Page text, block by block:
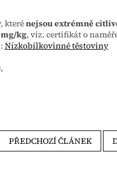
kterénejsou extrémně
kg, viz. certifikát o
Nízkobílkovinné těstoviny
PŘEDCHOZÍ ČLÁNEK